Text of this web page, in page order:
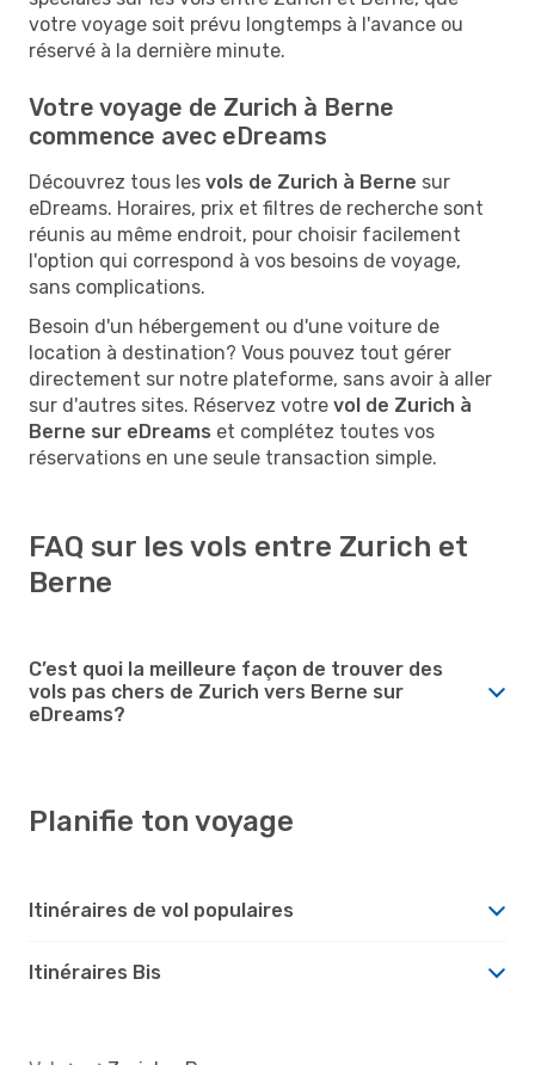
votre voyage soit prévu longtemps à l'avance ou
réservé à la dernière minute.
Votre voyage de Zurich à Berne
commence avec eDreams
Découvrez tous les vols de Zurich à Berne sur
eDreams. Horaires, prix et filtres de recherche sont
réunis au même endroit, pour choisir facilement
l'option qui correspond à vos besoins de voyage,
sans complications.
Besoin d'un hébergement ou d'une voiture de
location à destination? Vous pouvez tout gérer
directement sur notre plateforme, sans avoir à aller
sur d'autres sites. Réservez votre vol de Zurich à
Berne sur eDreams et complétez toutes vos
réservations en une seule transaction simple.
FAQ sur les vols entre Zurich et
Berne
C’est quoi la meilleure façon de trouver des
vols pas chers de Zurich vers Berne sur
eDreams?
Planifie ton voyage
Itinéraires de vol populaires
Itinéraires Bis